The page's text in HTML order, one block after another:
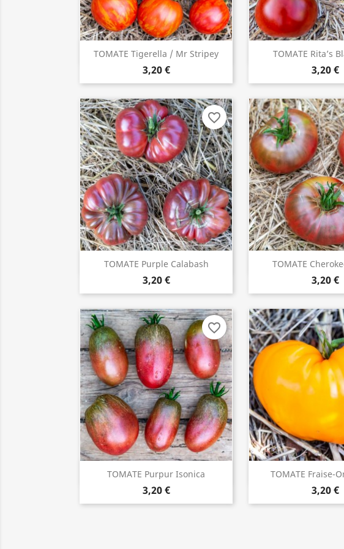
TOMATE Tigerella / Mr Stripey
3,20 €
 ACHETER TOMATE Rita’s
3,20 €

TOMATE Purple Calabash
3,20 €
 ACHETER
favorite_border
TOMATE
3,20 €

TOMATE Purpur Isonica
3,20 €
 ACHETER
favorite_border
TOMATE Fraise-
3,20 €
